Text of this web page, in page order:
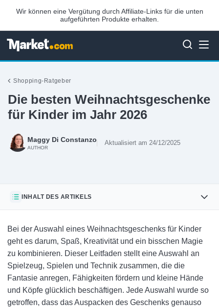
Wir können eine Vergütung durch Affiliate-Links für die unten
aufgeführten Produkte erhalten.
Shopping-Ratgeber
Die besten Weihnachtsgeschenke
für Kinder im Jahr 2026
Maggy Di Constanzo
AUTHOR
Aktualisiert am 24/12/2025
INHALT DES ARTIKELS
Dreamlandia Remote Controlled Car
Vanplay Montessori Toy
Walkie-Talkie Toy for Children
Lena 65828 Hammering Game
Bei der Auswahl eines Weihnachtsgeschenks für Kinder
geht es darum, Spaß, Kreativität und ein bisschen Magie
zu kombinieren. Dieser Leitfaden stellt eine Auswahl an
Spielzeug, Spielen und Technik zusammen, die die
Fantasie anregen, Fähigkeiten fördern und kleine Hände
und Köpfe glücklich beschäftigen. Jede Auswahl wurde so
getroffen, dass das Auspacken des Geschenks genauso